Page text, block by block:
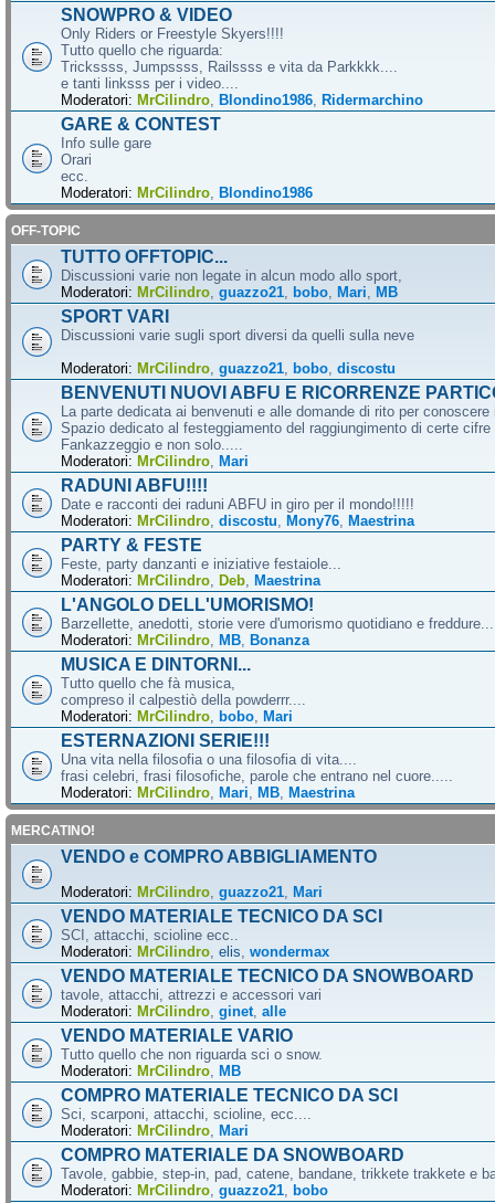
SNOWPRO & VIDEO
Only Riders or Freestyle Skyers!!!!
Tutto quello che riguarda:
Trickssss, Jumpssss, Railssss e vita da Parkkkk....
e tanti linksss per i video....
Moderatori: MrCilindro Blondino1986 Ridermarchino
GARE & CONTEST
Info sulle gare
Orari
ecc.
Moderatori: MrCilindro Blondino1986
OFF-TOPIC
TUTTO OFFTOPIC...
Discussioni varie non legate in alcun modo allo sport,
Moderatori: MrCilindro guazzo21 bobo Mari MB
SPORT VARI
Discussioni varie sugli sport diversi da quelli sulla neve
Moderatori: MrCilindro guazzo21 bobo discostu
BENVENUTI NUOVI ABFU E RICORRENZE
La parte dedicata ai benvenuti e alle domande di rito per
Spazio dedicato al festeggiamento del raggiungimento di certe cifre
Fankazzeggio e non solo.....
Moderatori: MrCilindro Mari
RADUNI ABFU!!!!
Date e racconti dei raduni ABFU in giro per il mondo!!!!!
Moderatori: MrCilindro discostu Mony76 Maestrina
PARTY & FESTE
Feste, party danzanti e iniziative festaiole...
Moderatori: MrCilindro Deb Maestrina
L'ANGOLO DELL'UMORISMO!
Barzellette, anedotti, storie vere d'umorismo quotidiano e
Moderatori: MrCilindro MB Bonanza
MUSICA E DINTORNI...
Tutto quello che fà musica,
compreso il calpestiò della powderrr....
Moderatori: MrCilindro bobo Mari
ESTERNAZIONI SERIE!!!
Una vita nella filosofia o una filosofia di vita....
frasi celebri, frasi filosofiche, parole che entrano nel cuore.....
Moderatori: MrCilindro Mari MB Maestrina
MERCATINO!
VENDO e COMPRO ABBIGLIAMENTO
Moderatori: MrCilindro guazzo21 Mari
VENDO MATERIALE TECNICO DA SCI
SCI, attacchi, scioline ecc..
Moderatori: MrCilindro elis wondermax
VENDO MATERIALE TECNICO DA SNOWBOARD
tavole, attacchi, attrezzi e accessori vari
Moderatori: MrCilindro ginet alle
VENDO MATERIALE VARIO
Tutto quello che non riguarda sci o snow.
Moderatori: MrCilindro MB
COMPRO MATERIALE TECNICO DA SCI
Sci, scarponi, attacchi, scioline, ecc....
Moderatori: MrCilindro Mari
COMPRO MATERIALE DA SNOWBOARD
Tavole, gabbie, step-in, pad, catene, bandane, trikkete trakkete e
Moderatori: MrCilindro guazzo21 bobo